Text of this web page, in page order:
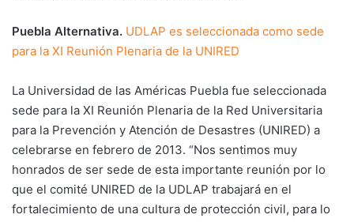
Puebla Alternativa. UDLAP es seleccionada como sede
para la XI Reunión Plenaria de la UNIRED
La Universidad de las Américas Puebla fue seleccionada
sede para la XI Reunión Plenaria de la Red Universitaria
para la Prevención y Atención de Desastres (UNIRED) a
celebrarse en febrero de 2013. “Nos sentimos muy
honrados de ser sede de esta importante reunión por lo
que el comité UNIRED de la UDLAP trabajará en el
fortalecimiento de una cultura de protección civil, para lo